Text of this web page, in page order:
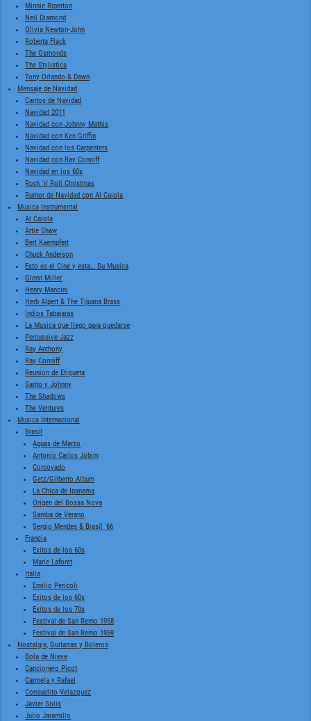
Minnie Riperton
Neil Diamond
Olivia Newton-John
Roberta Flack
The Osmonds
The Stylistics
Tony Orlando & Dawn
Mensaje de Navidad
Cantos de Navidad
Navidad 2011
Navidad con Johnny Mathis
Navidad con Ken Griffin
Navidad con los Carpenters
Navidad con Ray Conniff
Navidad en los 60s
Rock 'n' Roll Christmas
Rumor de Navidad con Al Caiola
Musica Instrumental
Al Caiola
Artie Shaw
Bert Kaempfert
Chuck Anderson
Esto es el Cine y esta… Su Musica
Glenn Miller
Henry Mancini
Herb Alpert & The Tijuana Brass
Indios Tabajaras
La Musica que llego para quedarse
Percussive Jazz
Ray Anthony
Ray Conniff
Reunion de Etiqueta
Santo y Johnny
The Shadows
The Ventures
Musica Internacional
Brasil
Aguas de Marzo
Antonio Carlos Jobim
Corcovado
Getz/Gilberto Album
La Chica de Ipanema
Origen del Bossa Nova
Samba de Verano
Sergio Mendes & Brasil '66
Francia
Exitos de los 60s
Marie Laforet
Italia
Emilio Pericoli
Exitos de los 60s
Exitos de los 70s
Festival de San Remo 1958
Festival de San Remo 1959
Nostalgia, Guitarras y Boleros
Bola de Nieve
Cancionero Picot
Carmela y Rafael
Consuelito Velazquez
Javier Solis
Julio Jaramillo